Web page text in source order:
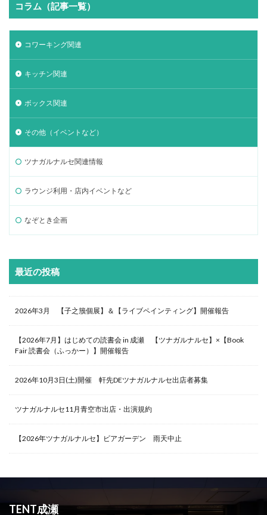
コラム（記事一覧）
コワーキング関連
キッチン関連
ボックス関連
その他（イベントなど）
ツナガルナルセ関連情報
ラウンジ利用・店内イベントなど
なぞとき企画
最近の投稿
2026年3月 【子之籏個展】＆【ライブペインティング】開催報告
【2026年7月】はじめての読書会 in 成瀬 【ツナガルナルセ】×【Book
Fair 読書会（ふっかー）】開催報告
2026年10月3日(土)開催 軒先DEツナガルナルセ出店者募集
ツナガルナルセ11月青空市出店・出演規約
【2026年ツナガルナルセ】ビアガーデン 雨天中止
TENT成瀬